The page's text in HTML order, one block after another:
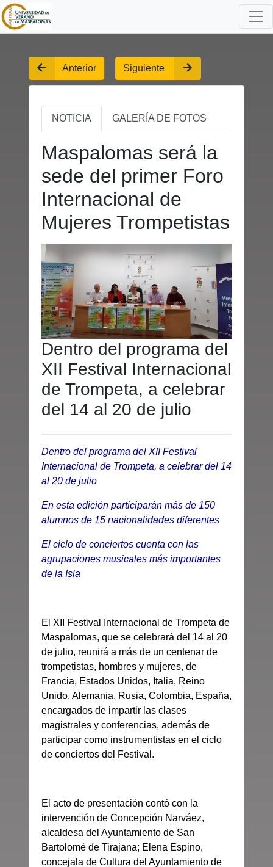
Anterior Siguiente
NOTICIA GALERÍA DE FOTOS
Maspalomas será la
sede del primer Foro
Internacional de
Mujeres Trompetistas
Dentro del programa del
XII Festival Internacional
de Trompeta, a celebrar
del 14 al 20 de julio
Dentro del programa del XII Festival
Internacional de Trompeta, a celebrar del 14
al 20 de julio
En esta edición participarán más de 150
alumnos de 15 nacionalidades diferentes
El ciclo de conciertos cuenta con las
agrupaciones musicales más importantes
de la Isla
El XII Festival Internacional de Trompeta de
Maspalomas, que se celebrará del 14 al 20
de julio, reunirá a más de un centenar de
trompetistas, hombres y mujeres, de
Francia, Estados Unidos, Italia, Reino
Unido, Alemania, Rusia, Colombia, España,
encargados de impartir las clases
magistrales y conferencias, además de
participar como instrumentistas en el ciclo
de conciertos del Festival.
El acto de presentación contó con la
intervención de Concepción Narváez,
alcaldesa del Ayuntamiento de San
Bartolomé de Tirajana; Elena Espino,
concejala de Cultura del Ayuntamiento de